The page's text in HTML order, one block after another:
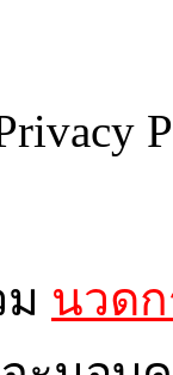
ม นวด